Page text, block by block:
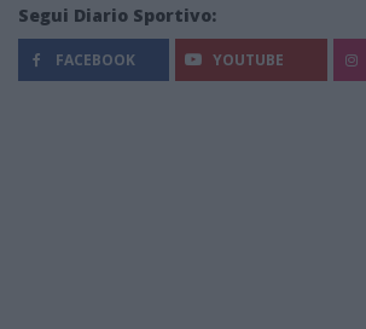
Segui Diario Sportivo:
FACEBOOK YOUTUBE